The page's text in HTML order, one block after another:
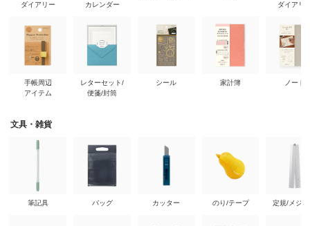
ダイアリー
手帳周辺
アイテム
カレンダー
レターセット/
便箋/封筒
シール 家計簿
ダイアリ
ノート
文具・雑貨
筆記具 バッグ カッター のり/テープ 定規/メジ